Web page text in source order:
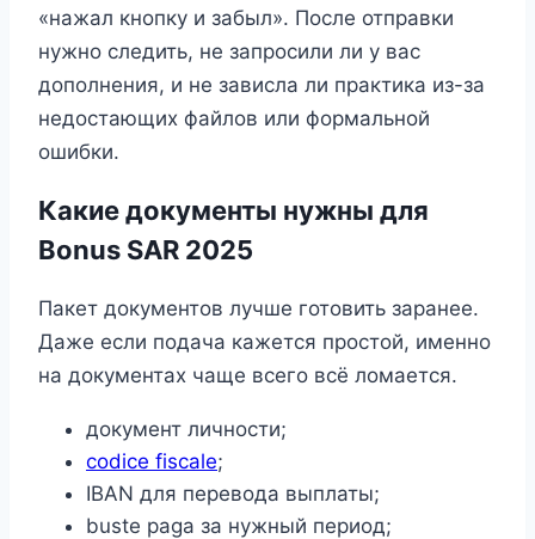
«нажал кнопку и забыл». После отправки
нужно следить, не запросили ли у вас
дополнения, и не зависла ли практика из-за
недостающих файлов или формальной
ошибки.
Какие документы нужны для
Bonus SAR 2025
Пакет документов лучше готовить заранее.
Даже если подача кажется простой, именно
на документах чаще всего всё ломается.
документ личности;
codice fiscale;
IBAN для перевода выплаты;
buste paga за нужный период;